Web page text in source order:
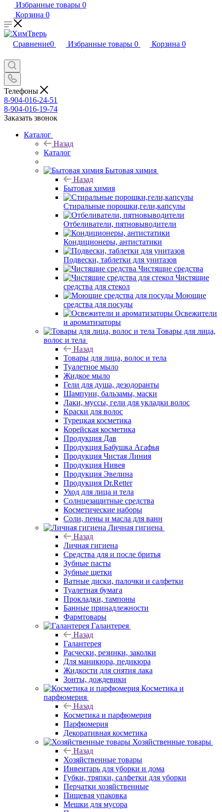
Избранные товары 0
Корзина 0
Сравнение0 Избранные товары 0 Корзина 0
Телефоны
8-904-016-24-51
8-904-016-19-74
Заказать звонок
Каталог
Назад
Каталог
Бытовая химия
Назад
Бытовая химия
Стиральные порошки,гели,капсулы
Отбеливатели, пятновыводители
Кондиционеры, антистатики
Подвески, таблетки для унитазов
Чистящие средства
Чистящие
средства для стекол
Моющие
средства для посуды
Освежители
и ароматизаторы
Товары для лица,
волос и тела
Назад
Товары для лица, волос и тела
Туалетное мыло
Жидкое мыло
Гели для душа, дезодоранты
Шампуни, бальзамы, маски
Лаки, муссы, гели для укладки волос
Краски для волос
Турецкая косметика
Корейская косметика
Продукция Дав
Продукция Бабушка Агафья
Продукция Чистая Линия
Продукция Нивея
Продукция Эвелина
Продукция Dr.Retter
Уход для лица и тела
Солнцезащитные средства
Косметические наборы
Соли, пены и масла для ванн
Личная гигиена
Назад
Личная гигиена
Средства для и после бритья
Зубные пасты
Зубные щетки
Ватные диски, палочки и салфетки
Туалетная бумага
Прокладки, тампоны
Банные принадлежности
Фармтовары
Галантерея
Назад
Галантерея
Расчески, резинки, заколки
Для маникюра, педикюра
Жидкости для снятия лака
Зонты, дождевики
Косметика и
парфюмерия
Назад
Косметика и парфюмерия
Парфюмерия
Декоративная косметика
Хозяйственные товары
Назад
Хозяйственные товары
Инвентарь для уборки и дома
Губки, тряпки, салфетки для уборки
Перчатки хозяйственные
Пищевая упаковка
Мешки для мусора